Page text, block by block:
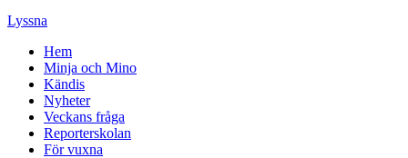
Lyssna
Hem
Minja och Mino
Kändis
Nyheter
Veckans fråga
Reporterskolan
För vuxna